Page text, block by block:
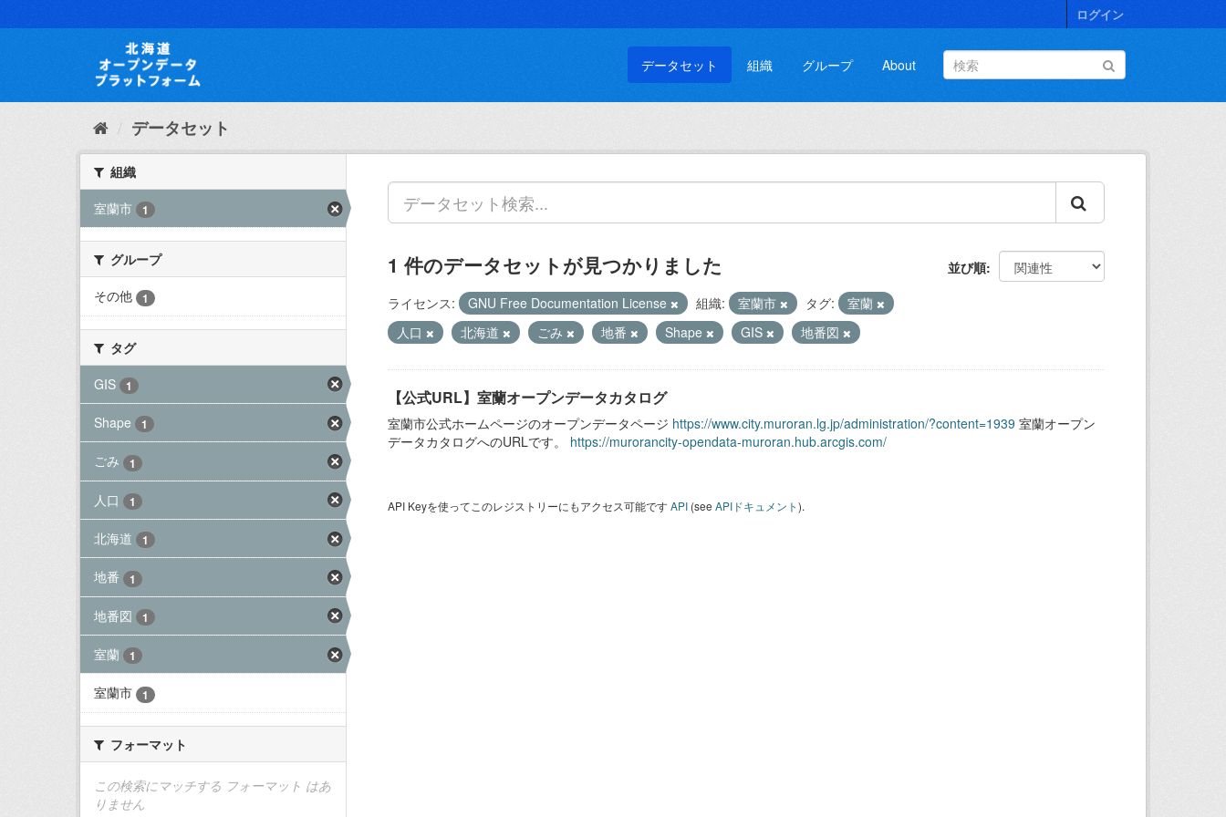
キ
て
ログイン
データセット 組織 グループ About
データセット
組織
室蘭市
1
グループ
その他
1
タグ
GIS
1
Shape 1
ごみ 1
人口 1
北海道 1
地番 1
地番図 1
室蘭 1
室蘭市 1
フォーマット
この検索にマッチする フォーマット はあ
りません
並び順
1 件のデータセットが見つかりました
ライセンス: GNU Free Documentation License 組織: 室蘭市 タグ:
室蘭
人口
北海道 ごみ 地番 Shape GIS 地番図
【公式URL】室蘭オープンデータカタログ
室蘭市公式ホームページのオープンデータページ https://www.city.muroran.lg.jp/administration/?content=1939 室蘭オープン
データカタログへのURLです。 https://murorancity-opendata-muroran.hub.arcgis.com/
API Keyを使ってこのレジストリーにもアクセス可能ですAPI (see APIドキュメント).